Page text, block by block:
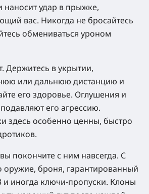
наносит удар в прыжке,
вас. Никогда не бросайтесь
обмениваться уроном
Держитесь в укрытии,
или дальнюю дистанцию и
его здоровье. Оглушения и
его агрессию.
здесь особенно ценны, быстро
покончите с ним навсегда. С
оружие, броня, гарантированный
и иногда ключи-пропуски. Клоны